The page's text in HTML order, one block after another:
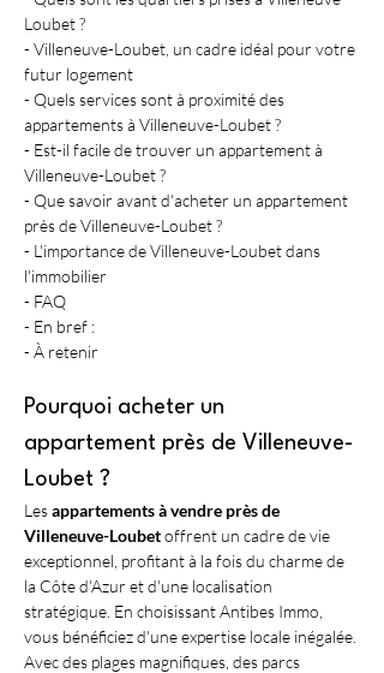
Loubet ?
- Villeneuve-Loubet, un cadre idéal pour votre
futur logement
- Quels services sont à proximité des
appartements à Villeneuve-Loubet ?
- Est-il facile de trouver un appartement à
Villeneuve-Loubet ?
- Que savoir avant d'acheter un appartement
près de Villeneuve-Loubet ?
- L'importance de Villeneuve-Loubet dans
l'immobilier
- FAQ
- En bref :
- À retenir
Pourquoi acheter un
appartement près de Villeneuve-
Loubet ?
Les appartements à vendre près de
Villeneuve-Loubet offrent un cadre de vie
exceptionnel, profitant à la fois du charme de
la Côte d'Azur et d'une localisation
stratégique. En choisissant Antibes Immo,
vous bénéficiez d'une expertise locale inégalée.
Avec des plages magnifiques, des parcs